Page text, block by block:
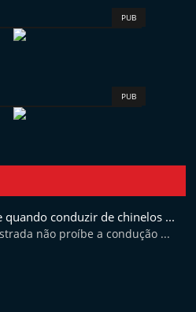
PUB
PUB
quando conduzir de chinelos ...
não proíbe a condução ...